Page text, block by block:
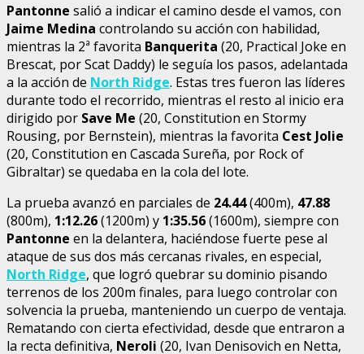
Pantonne salió a indicar el camino desde el vamos, con
Jaime Medina controlando su acción con habilidad,
mientras la 2ª favorita Banquerita (20, Practical Joke en
Brescat, por Scat Daddy) le seguía los pasos, adelantada
a la acción de North Ridge. Estas tres fueron las líderes
durante todo el recorrido, mientras el resto al inicio era
dirigido por Save Me (20, Constitution en Stormy
Rousing, por Bernstein), mientras la favorita Cest Jolie
(20, Constitution en Cascada Sureña, por Rock of
Gibraltar) se quedaba en la cola del lote.
La prueba avanzó en parciales de 24.44(400m), 47.88
(800m), 1:12.26(1200m) y 1:35.56(1600m), siempre con
Pantonne en la delantera, haciéndose fuerte pese al
ataque de sus dos más cercanas rivales, en especial,
North Ridge, que logró quebrar su dominio pisando
terrenos de los 200m finales, para luego controlar con
solvencia la prueba, manteniendo un cuerpo de ventaja.
Rematando con cierta efectividad, desde que entraron a
la recta definitiva, Neroli (20, Ivan Denisovich en Netta,